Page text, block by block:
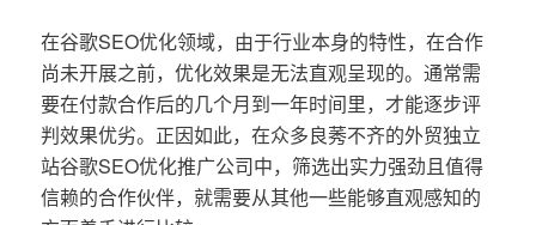
在谷歌SEO优化领域，由于行业本身的特性，在合作
尚未开展之前，优化效果是无法直观呈现的。通常需
要在付款合作后的几个月到一年时间里，才能逐步评
判效果优劣。正因如此，在众多良莠不齐的外贸独立
站谷歌SEO优化推广公司中，筛选出实力强劲且值得
信赖的合作伙伴，就需要从其他一些能够直观感知的